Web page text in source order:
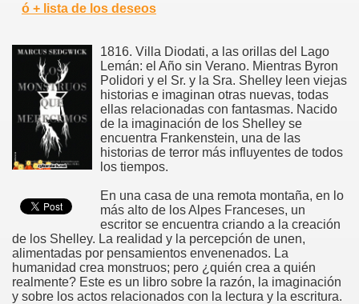
ó + lista de los deseos
1816. Villa Diodati, a las orillas del Lago
Lemán: el Año sin Verano. Mientras Byron
Polidori y el Sr. y la Sra. Shelley leen viejas
historias e imaginan otras nuevas, todas
ellas relacionadas con fantasmas. Nacido
de la imaginación de los Shelley se
encuentra Frankenstein, una de las
historias de terror más influyentes de todos
los tiempos.
En una casa de una remota montaña, en lo
más alto de los Alpes Franceses, un
escritor se encuentra criando a la creación
de los Shelley. La realidad y la percepción de unen,
alimentadas por pensamientos envenenados. La
humanidad crea monstruos; pero ¿quién crea a quién
realmente? Este es un libro sobre la razón, la imaginación
y sobre los actos relacionados con la lectura y la escritura.